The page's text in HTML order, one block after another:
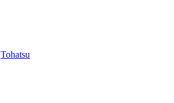
Tohatsu